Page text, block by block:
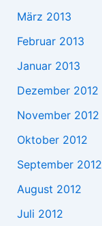
März 2013
Februar 2013
Januar 2013
Dezember 2012
November 2012
Oktober 2012
September 2012
August 2012
Juli 2012